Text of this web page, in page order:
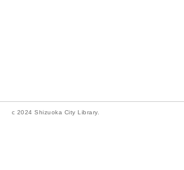
c 2024 Shizuoka City Library.